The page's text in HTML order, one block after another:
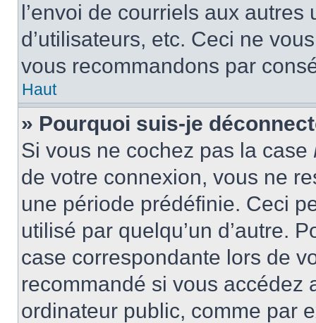
l’envoi de courriels aux
d’utilisateurs, etc. Ceci ne
vous recommandons par
Haut
» Pourquoi suis-je
Si vous ne cochez pas la case
de votre connexion, vous ne
une période prédéfinie. Ceci
utilisé par quelqu’un d’autre.
case correspondante lors de
recommandé si vous accédez
ordinateur public, comme par